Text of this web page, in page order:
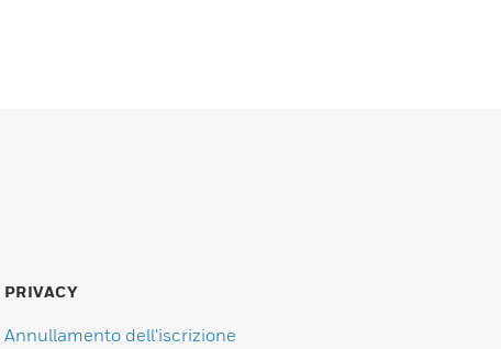
PRIVACY
Annullamento dell'iscrizione